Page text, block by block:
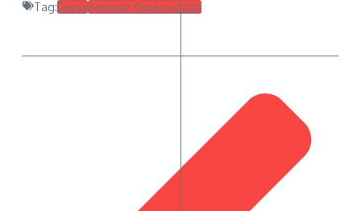
Tag:DemaSeminar Kepemudaan